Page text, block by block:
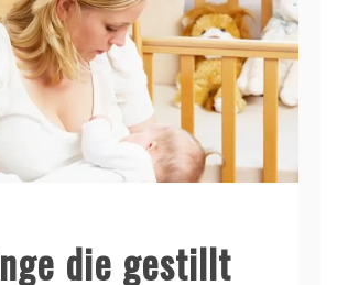
die gestillt